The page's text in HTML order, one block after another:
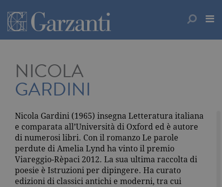
NICOLA
GARDINI
Nicola Gardini (1965) insegna Letteratura italiana
e comparata all’Università di Oxford ed è autore
di numerosi libri. Con il romanzo Le parole
perdute di Amelia Lynd ha vinto il premio
Viareggio-Rèpaci 2012. La sua ultima raccolta di
poesie è Istruzioni per dipingere. Ha curato
edizioni di classici antichi e moderni, tra cui